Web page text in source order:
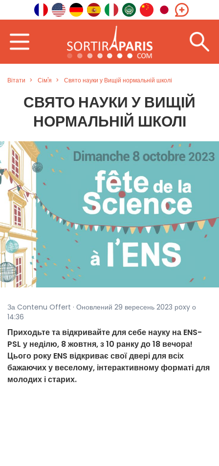
Вітати Сім'я Свято науки у Вищій нормальній школі
СВЯТО НАУКИ У ВИЩІЙ
НОРМАЛЬНІЙ ШКОЛІ
За Contenu Offert · Оновлений 29 вересень 2023 рoxy о
14:36
Приходьте та відкривайте для себе науку на ENS-
PSL у неділю, 8 жовтня, з 10 ранку до 18 вечора!
Цього року ENS відкриває свої двері для всіх
бажаючих у веселому, інтерактивному форматі для
молодих і старих.